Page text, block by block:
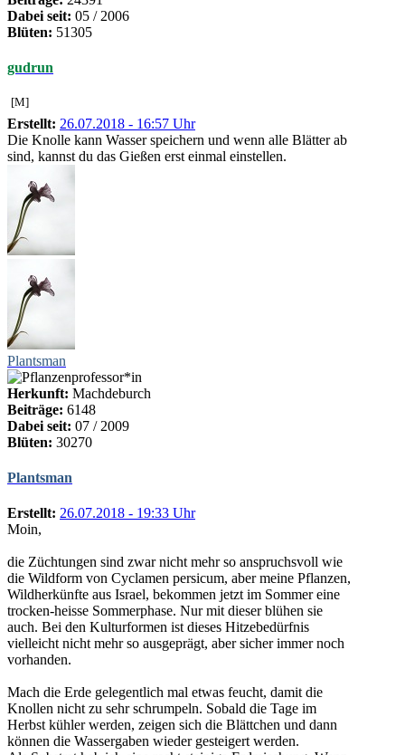
Dabei seit: 05 / 2006
Blüten: 51305
gudrun
[M]
Erstellt: 26.07.2018 - 16:57 Uhr
Die Knolle kann Wasser speichern und wenn alle Blätter ab
sind, kannst du das Gießen erst einmal einstellen.
Plantsman
Herkunft: Machdeburch
Beiträge: 6148
Dabei seit: 07 / 2009
Blüten: 30270
Plantsman
Erstellt: 26.07.2018 - 19:33 Uhr
Moin,
die Züchtungen sind zwar nicht mehr so anspruchsvoll wie
die Wildform von Cyclamen persicum, aber meine Pflanzen,
Wildherkünfte aus Israel, bekommen jetzt im Sommer eine
trocken-heisse Sommerphase. Nur mit dieser blühen sie
auch. Bei den Kulturformen ist dieses Hitzebedürfnis
vielleicht nicht mehr so ausgeprägt, aber sicher immer noch
vorhanden.
Mach die Erde gelegentlich mal etwas feucht, damit die
Knollen nicht zu sehr schrumpeln. Sobald die Tage im
Herbst kühler werden, zeigen sich die Blättchen und dann
können die Wassergaben wieder gesteigert werden.